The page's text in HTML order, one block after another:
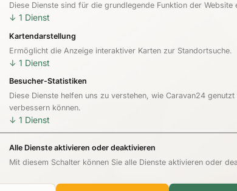
Diese Dienste sind für die grundlegende Funktion der Website
↓ 1 Dienst
Kartendarstellung
Ermöglicht die Anzeige interaktiver Karten zur Standortsuche.
↓ 1 Dienst
Besucher-Statistiken
Diese Dienste helfen uns zu verstehen, wie Caravan24
verbessern können.
↓ 1 Dienst
Alle Dienste aktivieren oder deaktivieren
Mit diesem Schalter können Sie alle Dienste aktivieren oder